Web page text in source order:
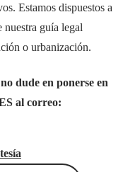
Estamos dispuestos a
nuestra guía legal
o urbanización.
dude en ponerse en
al correo: